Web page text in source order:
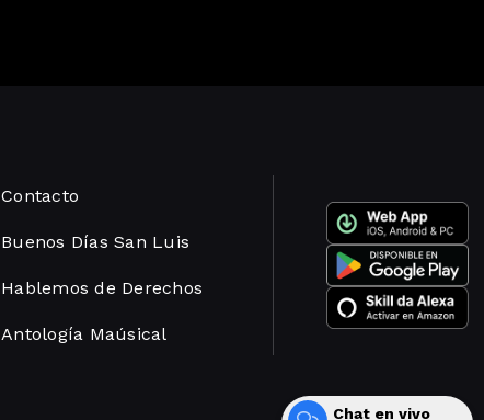
Contacto
Buenos Días San Luis
Hablemos de Derechos
Antología Maúsical
Desarrollado por
Chat en vivo